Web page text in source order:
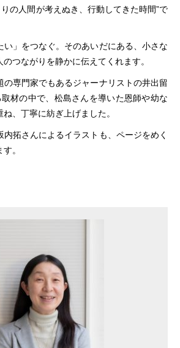
りの人間が考えぬき、行動してきた時間”で
い」をつなぐ。そのあいだにある、小さな
つながりを静かに伝えてくれます。
の専門家でもあるジャーナリストの井出留
材の中で、松島さんを導いた恩師や幼な
、丁寧に紡ぎ上げました。
拓さんによるイラストも、ページをめく
。